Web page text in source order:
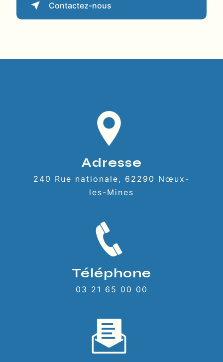
Contactez-nous
Adresse
240 Rue nationale, 62290 Nœux-
les-Mines
Téléphone
03 21 65 00 00